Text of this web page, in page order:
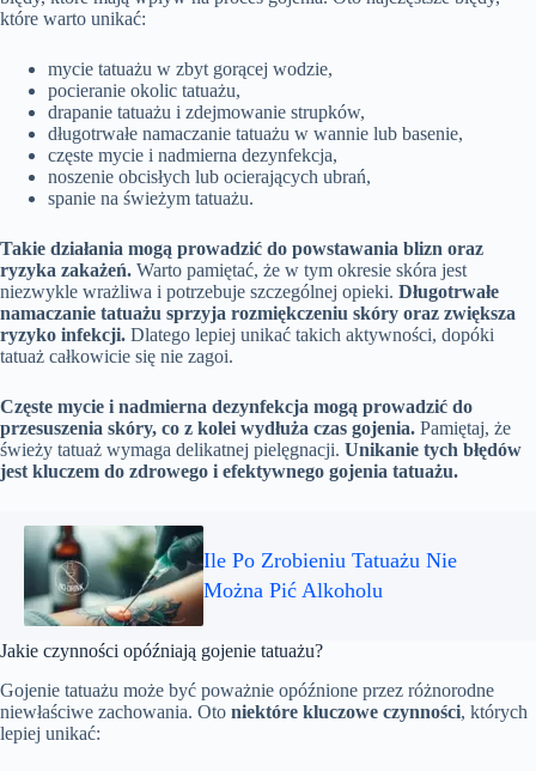
które warto unikać:
mycie tatuażu w zbyt gorącej wodzie,
pocieranie okolic tatuażu,
drapanie tatuażu i zdejmowanie strupków,
długotrwałe namaczanie tatuażu w wannie lub basenie,
częste mycie i nadmierna dezynfekcja,
noszenie obcisłych lub ocierających ubrań,
spanie na świeżym tatuażu.
Takie działania mogą prowadzić do powstawania blizn oraz
ryzyka zakażeń. Warto pamiętać, że w tym okresie skóra jest
niezwykle wrażliwa i potrzebuje szczególnej opieki. Długotrwałe
namaczanie tatuażu sprzyja rozmiękczeniu skóry oraz zwiększa
ryzyko infekcji. Dlatego lepiej unikać takich aktywności, dopóki
tatuaż całkowicie się nie zagoi.
Częste mycie i nadmierna dezynfekcja mogą prowadzić do
przesuszenia skóry, co z kolei wydłuża czas gojenia. Pamiętaj, że
świeży tatuaż wymaga delikatnej pielęgnacji. Unikanie tych błędów
jest kluczem do zdrowego i efektywnego gojenia tatuażu.
Ile Po Zrobieniu Tatuażu Nie
Można Pić Alkoholu
Jakie czynności opóźniają gojenie tatuażu?
Gojenie tatuażu może być poważnie opóźnione przez różnorodne
niewłaściwe zachowania. Oto niektóre kluczowe czynności, których
lepiej unikać: